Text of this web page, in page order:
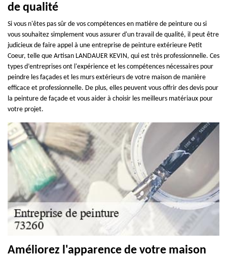
de qualité
Si vous n'êtes pas sûr de vos compétences en matière de peinture ou si
vous souhaitez simplement vous assurer d'un travail de qualité, il peut être
judicieux de faire appel à une entreprise de peinture extérieure Petit
Coeur, telle que Artisan LANDAUER KEVIN, qui est très professionnelle. Ces
types d’entreprises ont l'expérience et les compétences nécessaires pour
peindre les façades et les murs extérieurs de votre maison de manière
efficace et professionnelle. De plus, elles peuvent vous offrir des devis pour
la peinture de façade et vous aider à choisir les meilleurs matériaux pour
votre projet.
Améliorez l'apparence de votre maison